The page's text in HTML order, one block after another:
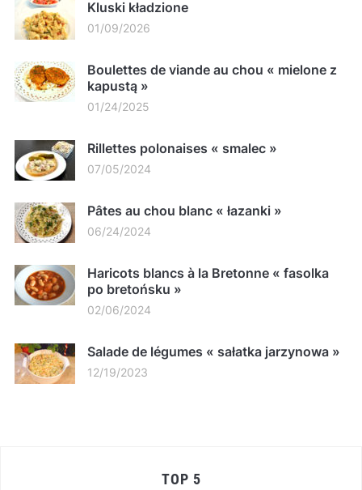
Kluski kładzione
01/09/2026
Boulettes de viande au chou « mielone z
kapustą »
01/24/2025
Rillettes polonaises « smalec »
07/05/2024
Pâtes au chou blanc « łazanki »
06/24/2024
Haricots blancs à la Bretonne « fasolka
po bretońsku »
02/06/2024
Salade de légumes « sałatka jarzynowa »
12/19/2023
TOP 5